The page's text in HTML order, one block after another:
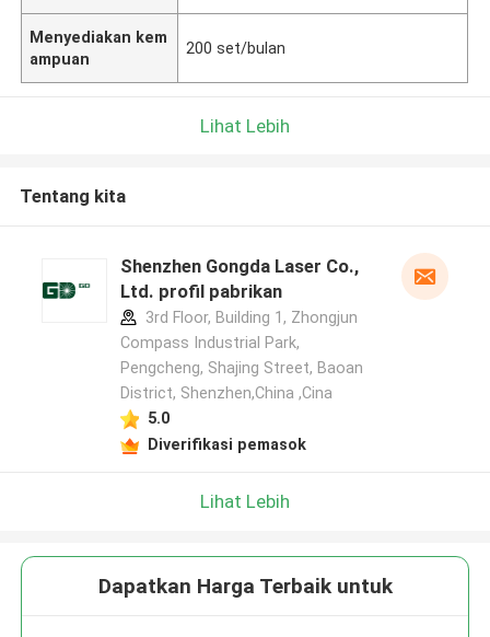
Menyediakan kem
ampuan
200 set/bulan
Lihat Lebih
Tentang kita
Shenzhen Gongda Laser Co.,
Ltd. profil pabrikan
3rd Floor, Building 1, Zhongjun
Compass Industrial Park,
Pengcheng, Shajing Street, Baoan
District, Shenzhen,China ,Cina
5.0
Diverifikasi pemasok
Lihat Lebih
Dapatkan Harga Terbaik untuk